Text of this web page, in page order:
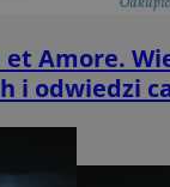
et Amore.
i odwiedzi